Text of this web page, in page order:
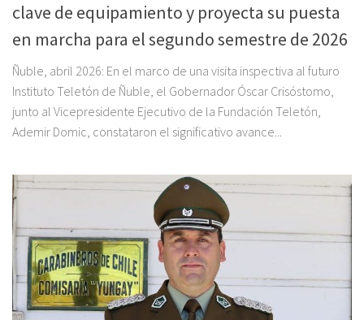
clave de equipamiento y proyecta su puesta
en marcha para el segundo semestre de 2026
Ñuble, abril 2026: En el marco de una visita inspectiva al futuro
Instituto Teletón de Ñuble, el Gobernador Óscar Crisóstomo,
junto al Vicepresidente Ejecutivo de la Fundación Teletón,
Ademir Domic, constataron el significativo avance...